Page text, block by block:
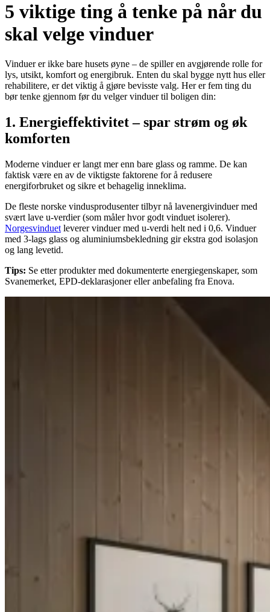
5 viktige ting å tenke på når du
skal velge vinduer
Vinduer er ikke bare husets øyne – de spiller en avgjørende rolle for
lys, utsikt, komfort og energibruk. Enten du skal bygge nytt hus eller
rehabilitere, er det viktig å gjøre bevisste valg. Her er fem ting du
bør tenke gjennom før du velger vinduer til boligen din:
1. Energieffektivitet – spar strøm og øk
komforten
Moderne vinduer er langt mer enn bare glass og ramme. De kan
faktisk være en av de viktigste faktorene for å redusere
energiforbruket og sikre et behagelig inneklima.
De fleste norske vindusprodusenter tilbyr nå lavenergivinduer med
svært lave u-verdier (som måler hvor godt vinduet isolerer).
Norgesvinduet leverer vinduer med u-verdi helt ned i 0,6. Vinduer
med 3-lags glass og aluminiumsbekledning gir ekstra god isolasjon
og lang levetid.
Tips: Se etter produkter med dokumenterte energiegenskaper, som
Svanemerket, EPD-deklarasjoner eller anbefaling fra Enova.